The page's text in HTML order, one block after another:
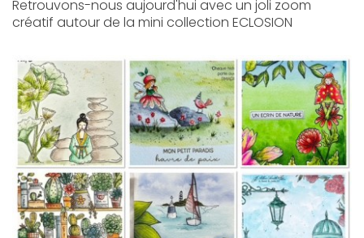
Retrouvons-nous aujourd'hui avec un joli zoom
créatif autour de la mini collection ECLOSION